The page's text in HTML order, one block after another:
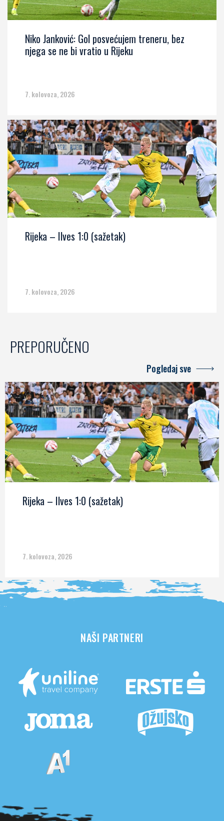
Niko Janković: Gol posvećujem treneru, bez
njega se ne bi vratio u Rijeku
7. kolovoza, 2026
Rijeka – Ilves 1:0 (sažetak)
7. kolovoza, 2026
PREPORUČENO
Pogledaj sve
Rijeka – Ilves 1:0 (sažetak)
7. kolovoza, 2026
NAŠI PARTNERI